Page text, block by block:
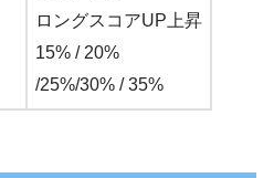
ロングスコアUP上昇
15% / 20%
/25%/30% / 35%